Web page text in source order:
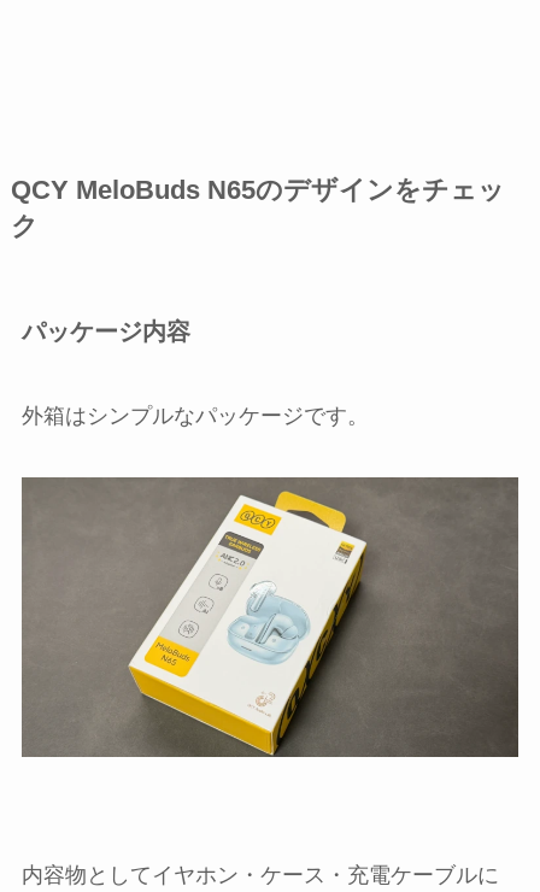
QCY MeloBuds N65のデザインをチェッ
ク
パッケージ内容
外箱はシンプルなパッケージです。
内容物としてイヤホン・ケース・充電ケーブルに